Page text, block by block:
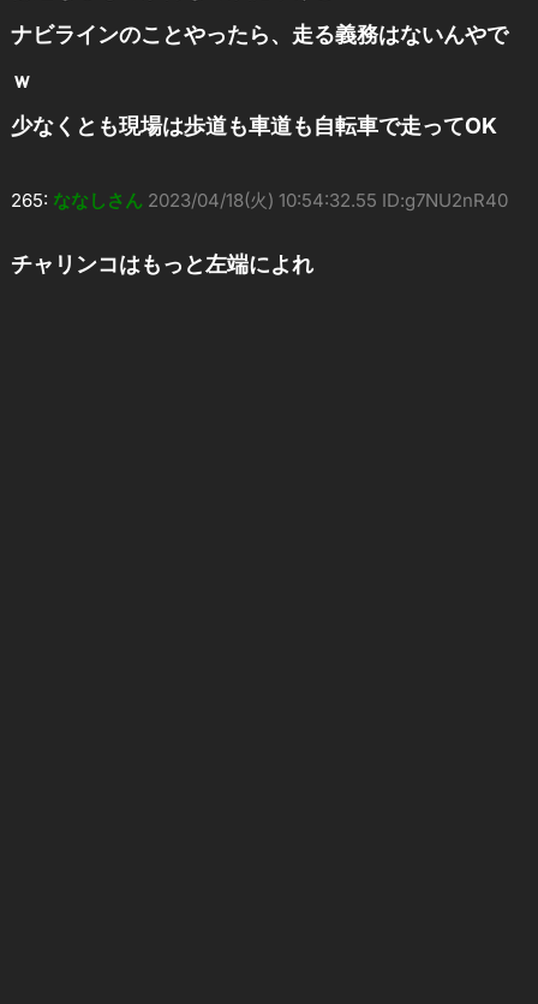
ナビラインのことやったら、走る義務はないんやで
ｗ
少なくとも現場は歩道も車道も自転車で走ってOK
265: ななしさん 2023/04/18(火) 10:54:32.55 ID:g7NU2nR40
チャリンコはもっと左端によれ